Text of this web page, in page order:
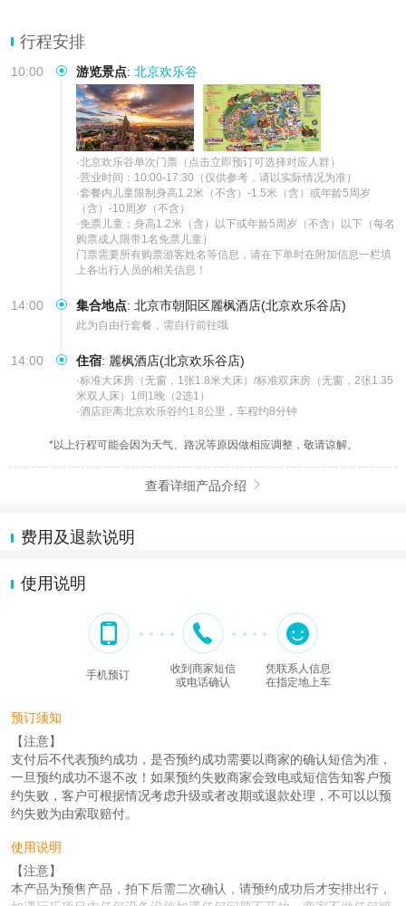
行程安排
10:00 游览景点: 北京欢乐谷
·北京欢乐谷单次门票（点击立即预订可选择对应人群）
·营业时间：10:00-17:30（仅供参考，请以实际情况为准）
·套餐内儿童限制身高1.2米（不含）-1.5米（含）或年龄5周岁
（含）-10周岁（不含）
·免票儿童：身高1.2米（含）以下或年龄5周岁（不含）以下（每名
购票成人限带1名免票儿童）
门票需要所有购票游客姓名等信息，请在下单时在附加信息一栏填
上各出行人员的相关信息！
14:00 集合地点: 北京市朝阳区麗枫酒店(北京欢乐谷店)
此为自由行套餐，需自行前往哦
14:00 住宿: 麗枫酒店(北京欢乐谷店)
·标准大床房（无窗，1张1.8米大床）/标准双床房（无窗，2张1.35
米双人床）1间1晚（2选1）
·酒店距离北京欢乐谷约1.8公里，车程约8分钟
*以上行程可能会因为天气、路况等原因做相应调整，敬请谅解。
查看详细产品介绍 
费用及退款说明
使用说明
手机预订
收到商家短信
或电话确认
凭联系人信息
在指定地上车
预订须知
【注意】
支付后不代表预约成功，是否预约成功需要以商家的确认短信为准，
一旦预约成功不退不改！如果预约失败商家会致电或短信告知客户预
约失败，客户可根据情况考虑升级或者改期或退款处理，不可以以预
约失败为由索取赔付。
使用说明
【注意】
本产品为预售产品，拍下后需二次确认，请预约成功后才安排出行，